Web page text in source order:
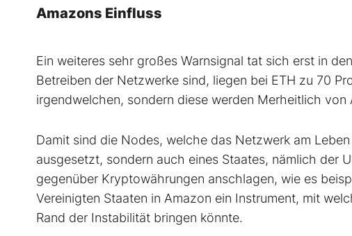
Amazons Einfluss
Ein weiteres sehr großes Warnsignal tat sich erst in
Betreiben der Netzwerke sind, liegen bei ETH zu 70
irgendwelchen, sondern diese werden Merheitlich
Damit sind die Nodes, welche das Netzwerk am
ausgesetzt, sondern auch eines Staates, nämlich der
gegenüber Kryptowährungen anschlagen, wie es
Vereinigten Staaten in Amazon ein Instrument, mit
Rand der Instabilität bringen könnte.